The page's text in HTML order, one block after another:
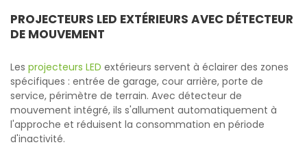
PROJECTEURS LED EXTÉRIEURS AVEC DÉTECTEUR
DE MOUVEMENT
Les projecteurs LED extérieurs servent à éclairer des zones
spécifiques : entrée de garage, cour arrière, porte de
service, périmètre de terrain. Avec détecteur de
mouvement intégré, ils s'allument automatiquement à
l'approche et réduisent la consommation en période
d'inactivité.